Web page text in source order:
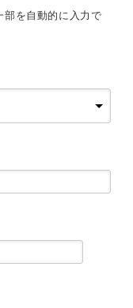
部を自動的に入力で